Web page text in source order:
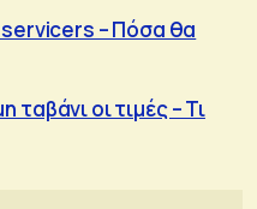
servicers – Πόσα θα
ταβάνι οι τιμές – Τι